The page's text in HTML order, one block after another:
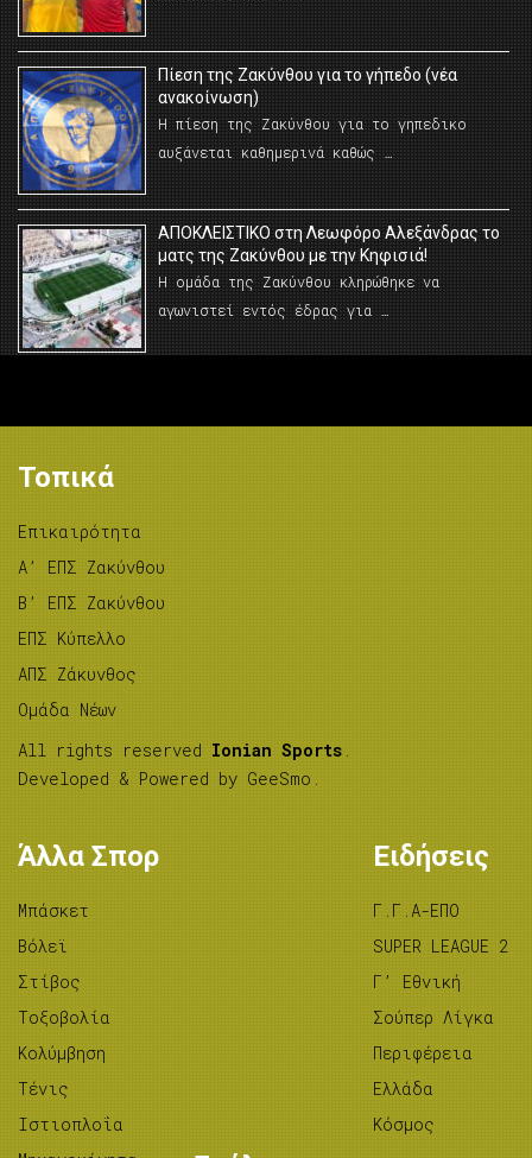
Πίεση της Ζακύνθου για το γήπεδο (νέα
ανακοίνωση)
Η πίεση της Ζακύνθου για το γηπεδικο
αυξάνεται καθημερινά καθώς …
AΠΟΚΛΕΙΣΤΙΚΟ στη Λεωφόρο Αλεξάνδρας το
ματς της Ζακύνθου με την Κηφισιά!
Η ομάδα της Ζακύνθου κληρώθηκε να
αγωνιστεί εντός έδρας για …
Τοπικά
Επικαιρότητα
A’ ΕΠΣ Ζακύνθου
B’ ΕΠΣ Ζακύνθου
ΕΠΣ Κύπελλο
ΑΠΣ Ζάκυνθος
Ομάδα Νέων
All rights reserved Ionian Sports .
Developed & Powered by GeeSmo .
Άλλα Σπορ
Μπάσκετ
Βόλεϊ
Στίβος
Tοξοβολία
Κολύμβηση
Τένις
Ιστιοπλοΐα
Ειδήσεις
Γ.Γ.Α-ΕΠΟ
SUPER LEAGUE 2
Γ’ Εθνική
Σούπερ Λίγκα
Περιφέρεια
Ελλάδα
Κόσμος